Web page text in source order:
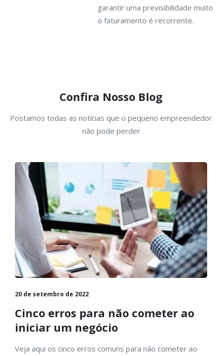
garantir uma previsibilidade muito maior, pois
o faturamento é recorrente.
Confira Nosso Blog
Postamos todas as notícias que o pequeno empreendedor
não pode perder